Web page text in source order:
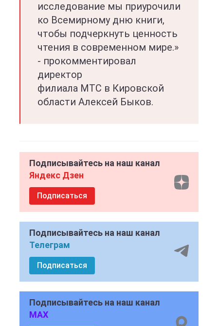
исследование мы приурочили
ко Всемирному дню книги,
чтобы подчеркнуть ценность
чтения в современном мире.»
- прокомментировал
директор
филиала МТС в Кировской
области Алексей Быков.
Подписывайтесь на наш канал
Яндекс Дзен
Подписаться
Подписывайтесь на наш канал
Телеграм
Подписаться
Подписывайтесь на наш канал
MAX